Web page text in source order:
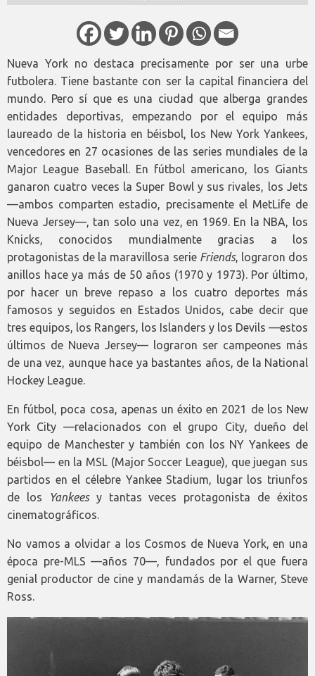
Nueva York no destaca precisamente por ser una urbe
futbolera. Tiene bastante con ser la capital financiera del
mundo. Pero sí que es una ciudad que alberga grandes
entidades deportivas, empezando por el equipo más
laureado de la historia en béisbol, los New York Yankees,
vencedores en 27 ocasiones de las series mundiales de la
Major League Baseball. En fútbol americano, los Giants
ganaron cuatro veces la Super Bowl y sus rivales, los Jets
—ambos comparten estadio, precisamente el MetLife de
Nueva Jersey—, tan solo una vez, en 1969. En la NBA, los
Knicks, conocidos mundialmente gracias a los
protagonistas de la maravillosa serie Friends, lograron dos
anillos hace ya más de 50 años (1970 y 1973). Por último,
por hacer un breve repaso a los cuatro deportes más
famosos y seguidos en Estados Unidos, cabe decir que
tres equipos, los Rangers, los Islanders y los Devils —estos
últimos de Nueva Jersey— lograron ser campeones más
de una vez, aunque hace ya bastantes años, de la National
Hockey League.
En fútbol, poca cosa, apenas un éxito en 2021 de los New
York City —relacionados con el grupo City, dueño del
equipo de Manchester y también con los NY Yankees de
béisbol— en la MSL (Major Soccer League), que juegan sus
partidos en el célebre Yankee Stadium, lugar los triunfos
de los
Yankeesy tantas veces protagonista de éxitos
cinematográficos.
No vamos a olvidar a los Cosmos de Nueva York, en una
época pre-MLS —años 70—, fundados por el que fuera
genial productor de cine y mandamás de la Warner, Steve
Ross.